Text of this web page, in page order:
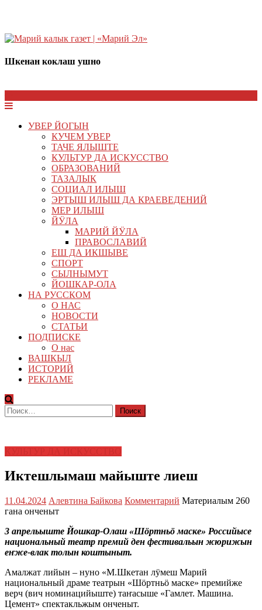
Шкенан коклаш ушно
УВЕР ЙОГЫН
КУЧЕМ УВЕР
ТАЧЕ ЯЛЫШТЕ
КУЛЬТУР ДА ИСКУССТВО
ОБРАЗОВАНИЙ
ТАЗАЛЫК
СОЦИАЛ ИЛЫШ
ЭРТЫШ ИЛЫШ ДА КРАЕВЕДЕНИЙ
МЕР ИЛЫШ
ЙӰЛА
МАРИЙ ЙӰЛА
ПРАВОСЛАВИЙ
ЕШ ДА ИКШЫВЕ
СПОРТ
СЫЛНЫМУТ
ЙОШКАР-ОЛА
НА РУССКОМ
О НАС
НОВОСТИ
СТАТЬИ
ПОДПИСКЕ
О нас
ВАШКЫЛ
ИСТОРИЙ
РЕКЛАМЕ
Найти:
Иктешлымаш майыште лиеш
11.04.2024 Алевтина Байкова Комментарий Материалым 260
гана онченыт
3 апрельыште Йошкар-Олаш «Шӧртньӧ маске» Российысе
национальный театр премий ден фестивальын жюрижын
еҥже-влак толын коштыныт.
Амалжат лийын – нуно «М.Шкетан лӱмеш Марий
национальный драме театрын «Шӧртньӧ маске» премийже
верч (вич номинацийыште) таҥасыше «Гамлет. Машина.
Цемент» спектакльжым онченыт.